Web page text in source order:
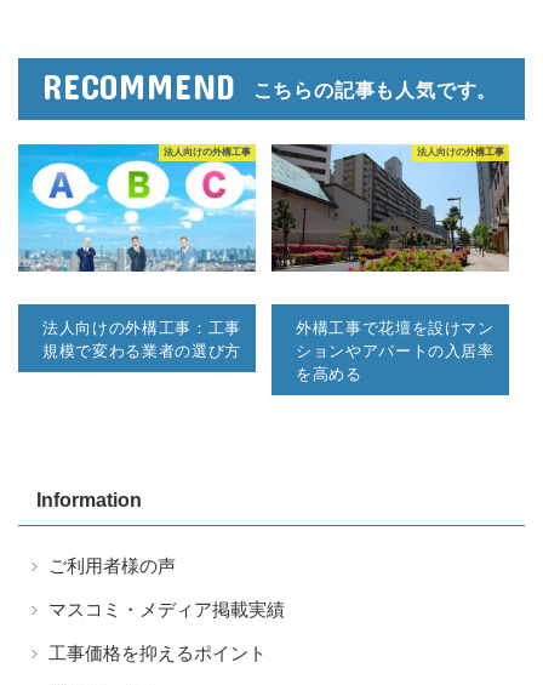
RECOMMEND こちらの記事も人気です。
法人向けの外構工事
法人向けの外構工事：工事
規模で変わる業者の選び方
法人向けの外構工事
外構工事で花壇を設けマン
ションやアパートの入居率
を高める
Information
ご利用者様の声
マスコミ・メディア掲載実績
工事価格を抑えるポイント